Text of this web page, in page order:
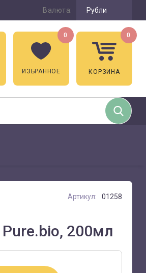
Валюта: Рубли
ИЗБРАННОЕ
0
КОРЗИНА
0
Артикул: 01258
200мл